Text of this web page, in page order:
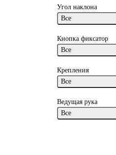
Угол наклона
Все
Кнопка фиксатор
Все
Крепления
Все
Ведущая рука
Все